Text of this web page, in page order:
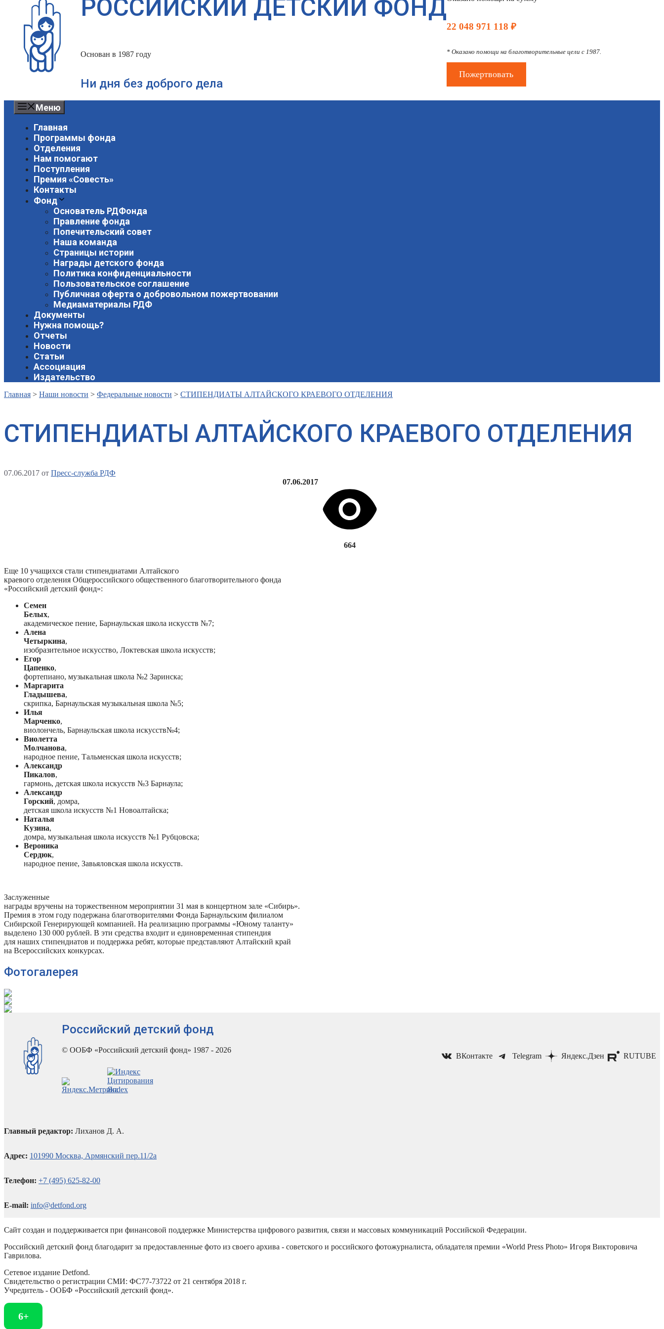
РОССИЙСКИЙ ДЕТСКИЙ ФОНД
Основан в 1987 году
Ни дня без доброго дела
22 048 971 118 ₽
* Оказано помощи на благотворительные цели с 1987.
Пожертвовать
Меню
Главная
Программы фонда
Отделения
Нам помогают
Поступления
Премия «Совесть»
Контакты
Фонд
Основатель РДФонда
Правление фонда
Попечительский совет
Наша команда
Страницы истории
Награды детского фонда
Политика конфиденциальности
Пользовательское соглашение
Публичная оферта о добровольном пожертвовании
Медиаматериалы РДФ
Документы
Нужна помощь?
Отчеты
Новости
Статьи
Ассоциация
Издательство
Главная > Наши новости > Федеральные новости > СТИПЕНДИАТЫ АЛТАЙСКОГО КРАЕВОГО ОТДЕЛЕНИЯ
СТИПЕНДИАТЫ АЛТАЙСКОГО КРАЕВОГО ОТДЕЛЕНИЯ
07.06.2017 от Пресс-служба РДФ
07.06.2017
664
Еще 10 учащихся стали стипендиатами Алтайского
краевого отделения Общероссийского общественного благотворительного фонда
«Российский детский фонд»:
Семен
Белых,
академическое пение, Барнаульская школа искусств №7;
Алена
Четыркина,
изобразительное искусство, Локтевская школа искусств;
Егор
Цапенко,
фортепиано, музыкальная школа №2 Заринска;
Маргарита
Гладышева,
скрипка, Барнаульская музыкальная школа №5;
Илья
Марченко,
виолончель, Барнаульская школа искусств№4;
Виолетта
Молчанова,
народное пение, Тальменская школа искусств;
Александр
Пикалов,
гармонь, детская школа искусств №3 Барнаула;
Александр
Горский, домра,
детская школа искусств №1 Новоалтайска;
Наталья
Кузина,
домра, музыкальная школа искусств №1 Рубцовска;
Вероника
Сердюк,
народное пение, Завьяловская школа искусств.
Заслуженные
награды вручены на торжественном мероприятии 31 мая в концертном зале «Сибирь».
Премия в этом году подержана благотворителями Фонда Барнаульским филиалом
Сибирской Генерирующей компанией. На реализацию программы «Юному таланту»
выделено 130 000 рублей. В эти средства входит и единовременная стипендия
для наших стипендиатов и поддержка ребят, которые представляют Алтайский край
на Всероссийских конкурсах.
Фотогалерея
Российский детский фонд
© ООБФ «Российский детский фонд» 1987 - 2026
ВКонтакте Telegram Яндекс.Дзен RUTUBE
Главный редактор: Лиханов Д. А.
Адрес: 101990 Москва, Армянский пер.11/2а
Телефон: +7 (495) 625-82-00
E-mail: info@detfond.org
Сайт создан и поддерживается при финансовой поддержке Министерства цифрового развития, связи и массовых коммуникаций Российской Федерации.
Российский детский фонд благодарит за предоставленные фото из своего архива - советского и российского фотожурналиста, обладателя премии «World Press Photo» Игоря Викторовича
Гаврилова.
Сетевое издание Detfond.
Свидетельство о регистрации СМИ: ФС77-73722 от 21 сентября 2018 г.
Учредитель - ООБФ «Российский детский фонд».
6+